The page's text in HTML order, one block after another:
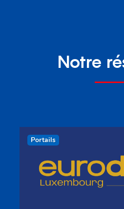
Notre
Portails